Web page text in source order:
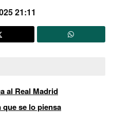
21:11
al Real Madrid
se lo piensa